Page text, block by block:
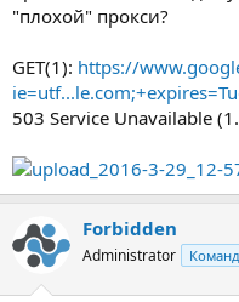
"плохой" прокси?
GET(1): https://
503 Service Unavailable
Forbidden
Administrator